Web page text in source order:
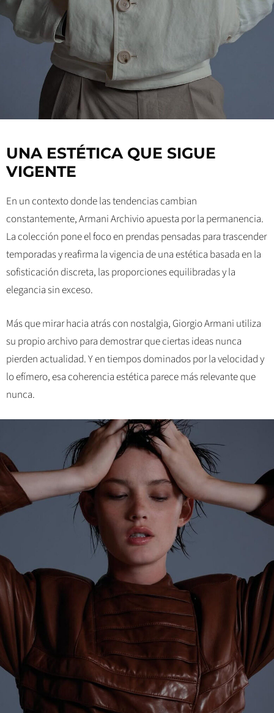
UNA ESTÉTICA QUE SIGUE
VIGENTE
En un contexto donde las tendencias cambian
constantemente, Armani Archivio apuesta por la permanencia.
La colección pone el foco en prendas pensadas para trascender
temporadas y reafirma la vigencia de una estética basada en la
sofisticación discreta, las proporciones equilibradas y la
elegancia sin exceso.
Más que mirar hacia atrás con nostalgia, Giorgio Armani utiliza
su propio archivo para demostrar que ciertas ideas nunca
pierden actualidad. Y en tiempos dominados por la velocidad y
lo efímero, esa coherencia estética parece más relevante que
nunca.